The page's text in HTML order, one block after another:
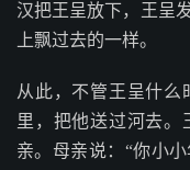
汉把王呈放下，王呈
上飘过去的一样。
从此，不管王呈什么
里，把他送过河去。
亲。母亲说：“你小